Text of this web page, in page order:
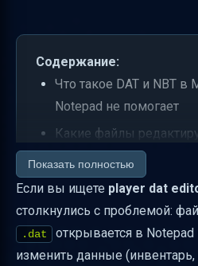
Содержание:
Что такое DAT и NBT в
Notepad не помогает
Какие файлы
player и world
Как пользоваться
DAT/NBT (простой
Как редактировать
survival → creative)
Показать полностью
Если вы ищете player dat
столкнулись с проблемой:
.dat
открывается в Notepad
изменить данные